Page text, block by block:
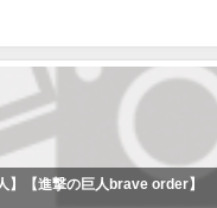
】【進撃の巨人brave order】